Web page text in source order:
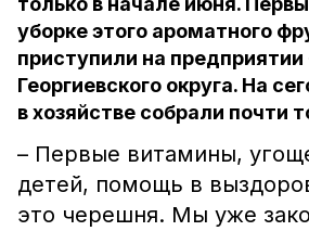
уборке этого ароматного
приступили на
Георгиевского округа. На
в хозяйстве собрали почти
– Первые витамины,
детей, помощь в
это черешня. Мы уже